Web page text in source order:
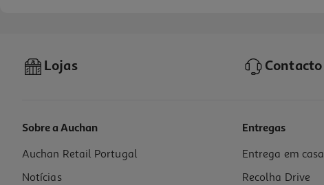
Compasso Auchan Com 5 Peças Cores Sortidas
5.39 €/un
Lojas Contacto
Sobre a Auchan
Auchan Retail Portugal
Notícias
Entregas
Entrega em casa
Recolha Drive